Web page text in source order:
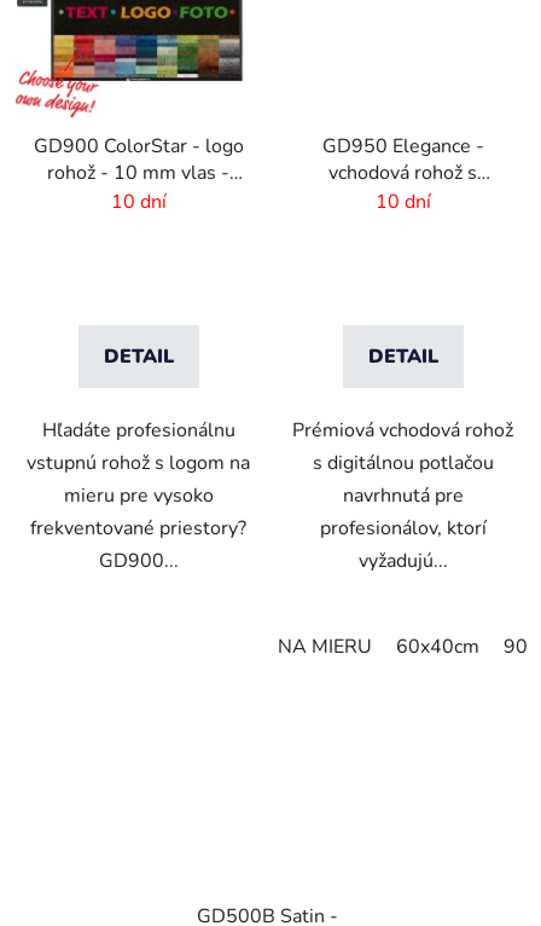
GD900 ColorStar - logo
rohož - 10 mm vlas -
rozmer na mieru
10 dní
DETAIL
Hľadáte profesionálnu
vstupnú rohož s logom na
mieru pre vysoko
frekventované priestory?
GD900...
GD950 Elegance -
vchodová rohož s
digitálnou potlačou - 6
10 dní
DETAIL
Prémiová vchodová rohož
s digitálnou potlačou
navrhnutá pre
profesionálov, ktorí
vyžadujú...
NA MIERU 60x40cm
GD500B Satin -